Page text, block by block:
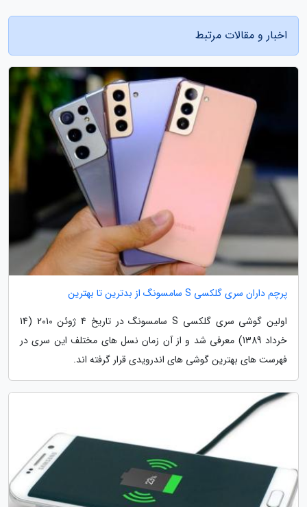
اخبار و مقالات مرتبط
پرچم داران سری گلکسی S سامسونگ از بدترین تا بهترین
اولین گوشی سری گلکسی S سامسونگ در تاریخ 4 ژوئن 2010 (14
خرداد 1389) معرفی شد و از آن زمان نسل های مختلف این سری در
فهرست های بهترین گوشی های اندرویدی قرار گرفته اند.